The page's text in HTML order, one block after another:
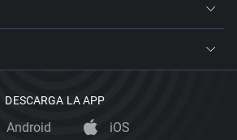
DESCARGA LA APP
Android iOS